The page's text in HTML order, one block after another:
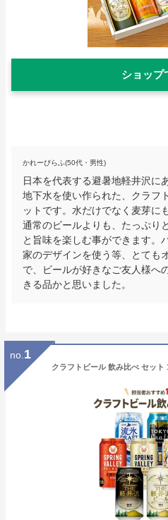
ショップ
かれーぴらふ(50代・男性)
日本を代表する避暑地軽井沢に
地下水を使い作られた、クラフ
ットです。水だけでなく麦芽に
通常のビールよりも、たっぷり
と旨味を楽しむ事ができます。
家のデザインを使う等、とても
で、ビールが好きなご友人様へ
きる品かと思いました。
no. 1